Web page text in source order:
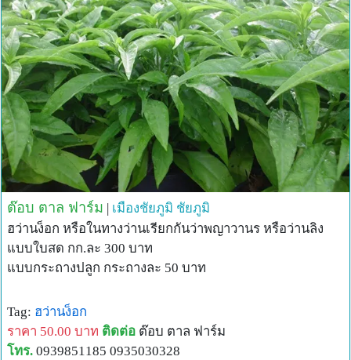
ประยุกต์ใช้กับสัตว์อื่น ๆได้)
13. สตรีหลังคลอด รับประทานวันละ 1 ใบรับประทานทุกวันจะ
ทำให้ฟื้นสุขภาพได้เร็ว
-----------------------------------------------------------------------
--------------
ต้นพันธุ์จะชำรวมกันในถุงชำ(จำนวนขึ้นอยู่กับความต้องการ
ของลูกค้า)
ต้นพันธุ์,:รับสั่งซื้อตั้งแต่ 200 บาทขึ้นไปครับ(ไม่รววมค่าส่ง)
กรุณา Email สอบถามราคาและสินค้าก่อนครับ
***การโอนเงินเพื่อสร้างความมั่นใจง่ายในการยืนยันตัวตน
โปรดใส่เศษอีกเพียงเล็กน้อย เพราะบางครั้งมีการโอนเงินใน
ยอดเท่าๆกันพร้อมกัน จึงต้องทำให้แตกต่างโดยการใส่ทศนิยม
จะได้ทราบว่าของใคร
ราคาสินค้าที่ต้องโอน 520
ขอให้โอนแบบมีเศษเช่น 520.15 หรือ 520.32 หรือ 520.01
หรือ...อื่นๆ
ต๊อบ ตาล ฟาร์ม | เมืองชัยภูมิ ชัยภูมิ
ฮว่านง็อก หรือในทางว่านเรียกกันว่าพญาวานร หรือว่านลิง
แบบใบสด กก.ละ 300 บาท
แบบกระถางปลูก กระถางละ 50 บาท
Tag: ฮว่านง็อก
ราคา 50.00 บาท ติดต่อ ต๊อบ ตาล ฟาร์ม
โทร. 0939851185 0935030328